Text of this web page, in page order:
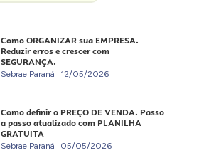
Como ORGANIZAR sua EMPRESA.
Reduzir erros e crescer com
SEGURANÇA.
Sebrae Paraná 12/05/2026
Como definir o PREÇO DE VENDA. Passo
a passo atualizado com PLANILHA
GRATUITA
Sebrae Paraná 05/05/2026